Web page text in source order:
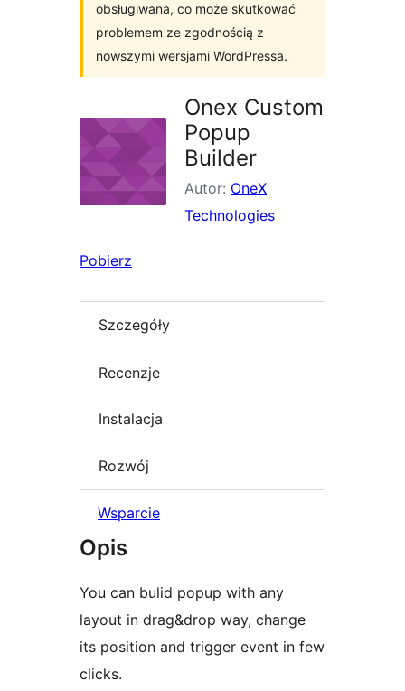
obsługiwana, co może skutkować
problemem ze zgodnością z
nowszymi wersjami WordPressa.
Onex Custom
Popup
Builder
Autor: OneX
Technologies
Pobierz
Szczegóły
Recenzje
Instalacja
Rozwój
Wsparcie
Opis
You can bulid popup with any
layout in drag&drop way, change
its position and trigger event in few
clicks.